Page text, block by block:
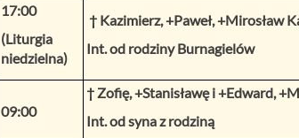
17:00
(Liturgia
niedzielna)
† Kazimierz, +Paweł, +Mirosław
Int. od rodziny Burnagielów
09:00
† Zofię, +Stanisławę i +Edward,
Int. od syna z rodziną